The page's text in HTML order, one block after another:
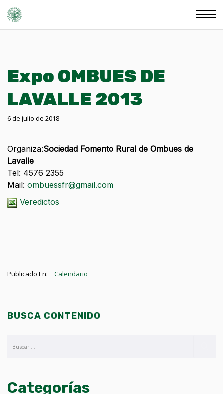
Expo OMBUES DE
LAVALLE 2013
6 de julio de 2018
Organiza:Sociedad Fomento Rural de Ombues de
Lavalle
Tel: 4576 2355
Mail: ombuessfr@gmail.com
Veredictos
Publicado En: Calendario
BUSCA CONTENIDO
Categorías